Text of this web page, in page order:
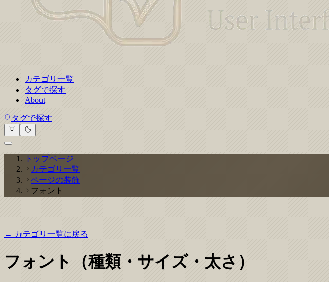
カテゴリ一覧
タグで探す
About
タグで探す
トップページ
カテゴリ一覧
ページの装飾
フォント
← カテゴリ一覧に戻る
フォント（種類・サイズ・太さ）